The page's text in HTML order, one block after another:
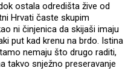
ostala odredišta žive od
Hrvati časte skupim
ni činjenica da skijaši imaju
put kad krenu na brdo. Istina
nemaju što drugo raditi,
takvo snježno preseravanje